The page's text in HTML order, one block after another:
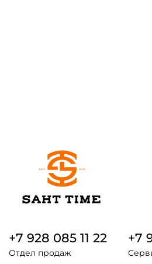
+7 928 085 11 22
Отдел продаж
+7